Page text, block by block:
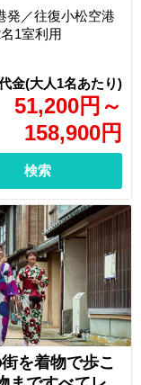
51,200円 ～
158,900円
発／往復小松空港
1室利用
検索
を着物で歩こ